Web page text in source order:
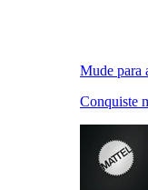
Mude para
Conquiste